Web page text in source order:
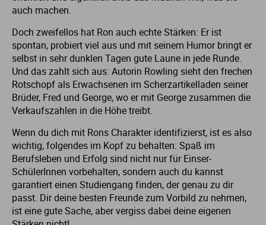
auch machen.
Doch zweifellos hat Ron auch echte Stärken: Er ist
spontan, probiert viel aus und mit seinem Humor bringt er
selbst in sehr dunklen Tagen gute Laune in jede Runde.
Und das zahlt sich aus: Autorin Rowling sieht den frechen
Rotschopf als Erwachsenen im Scherzartikelladen seiner
Brüder, Fred und George, wo er mit George zusammen die
Verkaufszahlen in die Höhe treibt.
Wenn du dich mit Rons Charakter identifizierst, ist es also
wichtig, folgendes im Kopf zu behalten: Spaß im
Berufsleben und Erfolg sind nicht nur für Einser-
SchülerInnen vorbehalten, sondern auch du kannst
garantiert einen Studiengang finden, der genau zu dir
passt. Dir deine besten Freunde zum Vorbild zu nehmen,
ist eine gute Sache, aber vergiss dabei deine eigenen